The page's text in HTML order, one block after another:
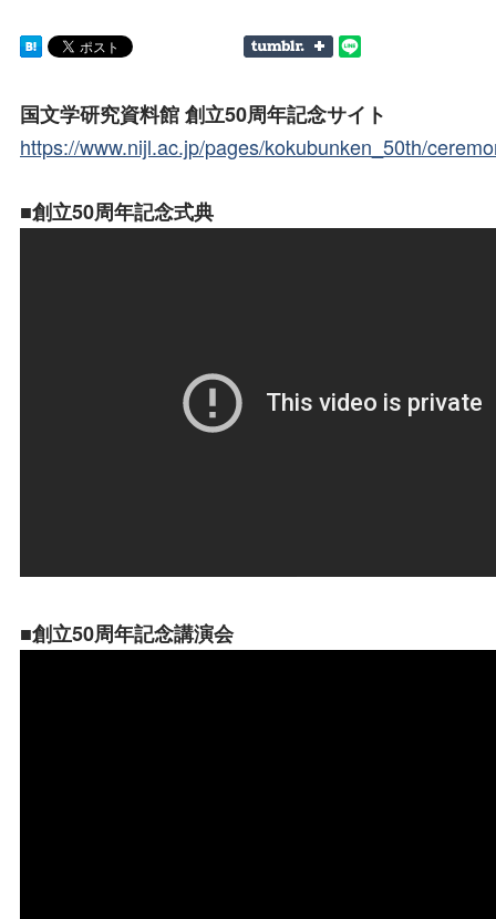
国文学研究資料館 創立50周年記念サイト
https://www.nijl.ac.jp/pages/kokubunken_50th/
■創立50周年記念式典
■創立50周年記念講演会